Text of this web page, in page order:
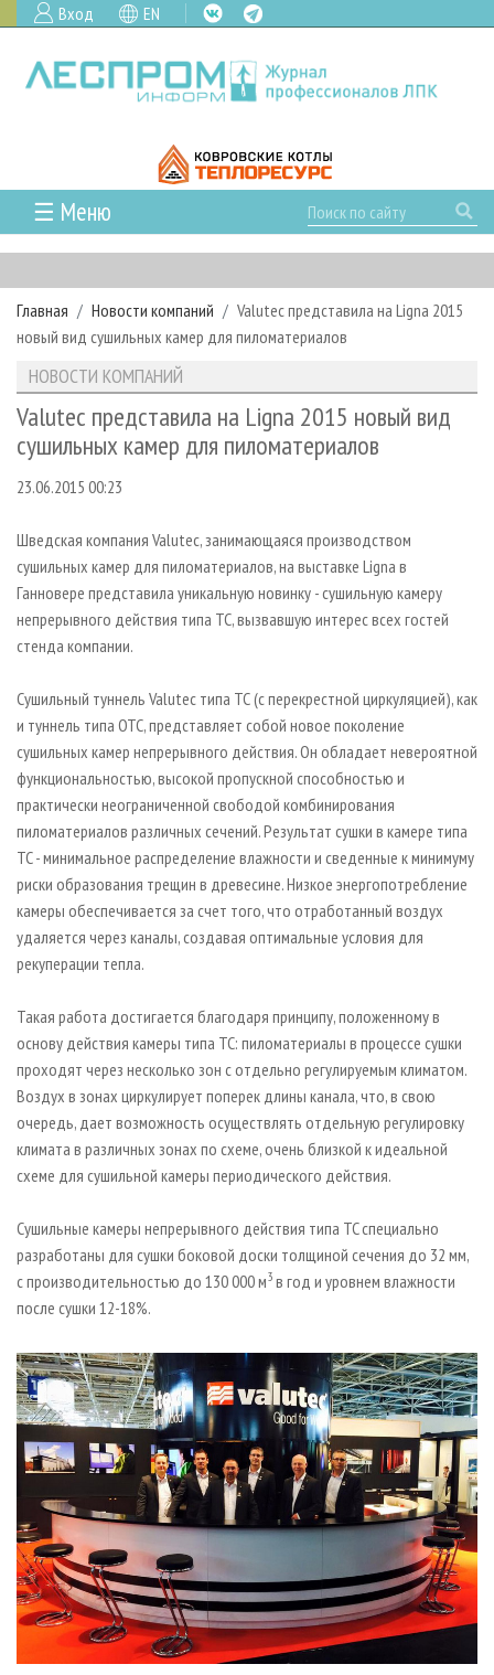
Вход EN
☰ Меню
ГЛАВНАЯ
РУБРИКИ И ТЕМЫ
РУБРИКИ ЖУРНАЛА
ЛЕСНОЕ ХОЗЯЙСТВО
ЛЕСОЗАГОТОВКА
ЛЕСОПИЛЕНИЕ
ПРОИЗВОДСТВО ДРЕВЕСНЫХ ПЛИТ
ДЕРЕВЯННОЕ ДОМОСТРОЕНИЕ
ПРОИЗВОДСТВО МЕБЕЛИ
БИОЭНЕРГЕТИКА
ЦБП
ИНСТРУМЕНТ И МАТЕРИАЛЫ
НОВОСТИ
КАЛЕНДАРЬ СОБЫТИЙ
НОВОСТИ ЛПК
НОВОСТИ ЖУРНАЛА
ПРОЕКТЫ ЛПИ
АНАЛИТИКА
ПРЕДПРИЯТИЯ ЛПК
МОБИЛЬНЫЕ ВЫСТАВКИ
ОФИЦИАЛЬНЫЕ ДЕЛЕГАЦИИ
ПРИОРИТЕТНЫЕ ИНВЕСТПРОЕКТЫ
RUSSIAN FORESTRY REVIEW
ГАЗЕТА ЛЕСПРОМФОРУМ
БИБЛИОТЕКА СПЕЦИАЛИСТА
АРХИВ
АРХИВ ЖУРНАЛОВ
О ЖУРНАЛЕ
ПОДПИСКА
РЕКЛАМОДАТЕЛЯМ
РЕКЛАМА НА САЙТЕ
Главная Новости компаний
Valutec представила на Ligna 2015
новый вид сушильных камер для пиломатериалов
НОВОСТИ КОМПАНИЙ
Valutec представила на Ligna 2015 новый вид
сушильных камер для пиломатериалов
23.06.2015 00:23
Шведская компания Valutec, занимающаяся производством
сушильных камер для пиломатериалов, на выставке Ligna в
Ганновере представила уникальную новинку - сушильную камеру
непрерывного действия типа TC, вызвавшую интерес всех гостей
стенда компании.
Сушильный туннель Valutec типа ТС (с перекрестной циркуляцией), как
и туннель типа OTC, представляет собой новое поколение
сушильных камер непрерывного действия. Он обладает невероятной
функциональностью, высокой пропускной способностью и
практически неограниченной свободой комбинирования
пиломатериалов различных сечений. Результат сушки в камере типа
TC - минимальное распределение влажности и сведенные к минимуму
риски образования трещин в древесине. Низкое энергопотребление
камеры обеспечивается за счет того, что отработанный воздух
удаляется через каналы, создавая оптимальные условия для
рекуперации тепла.
Такая работа достигается благодаря принципу, положенному в
основу действия камеры типа TC: пиломатериалы в процессе сушки
проходят через несколько зон с отдельно регулируемым климатом.
Воздух в зонах циркулирует поперек длины канала, что, в свою
очередь, дает возможность осуществлять отдельную регулировку
климата в различных зонах по схеме, очень близкой к идеальной
схеме для сушильной камеры периодического действия.
Сушильные камеры непрерывного действия типа TC специально
разработаны для сушки боковой доски толщиной сечения до 32 мм,
с производительностью до 130 000 м3 в год и уровнем влажности
после сушки 12-18%.